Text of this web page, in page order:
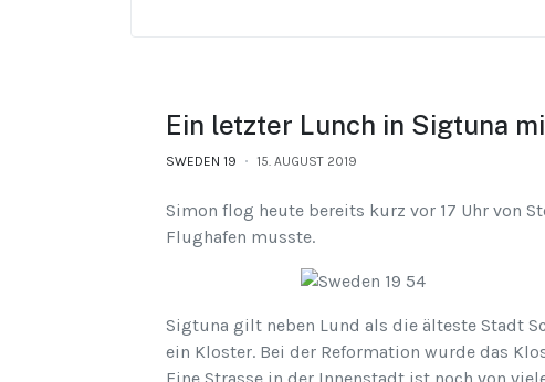
Ein letzter Lunch in Sigtuna
SWEDEN 19 15. AUGUST 2019
Simon flog heute bereits kurz vor 17 Uhr von
Flughafen musste.
Sigtuna gilt neben Lund als die älteste Stadt
ein Kloster. Bei der Reformation wurde das